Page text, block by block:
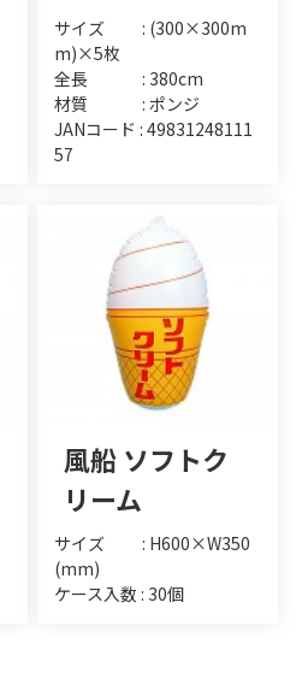
サイズ : (300×300m
m)×5枚
全長 : 380cm
材質 : ポンジ
JANコード : 49831248111
57
風船 ソフトク
リーム
サイズ : H600×W350
(mm)
ケース入数 : 30個